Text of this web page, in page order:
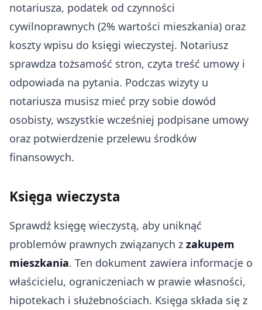
notariusza, podatek od czynności
cywilnoprawnych (2% wartości mieszkania) oraz
koszty wpisu do księgi wieczystej. Notariusz
sprawdza tożsamość stron, czyta treść umowy i
odpowiada na pytania. Podczas wizyty u
notariusza musisz mieć przy sobie dowód
osobisty, wszystkie wcześniej podpisane umowy
oraz potwierdzenie przelewu środków
finansowych.
Księga wieczysta
Sprawdź księgę wieczystą, aby uniknąć
problemów prawnych związanych z zakupem
mieszkania. Ten dokument zawiera informacje o
właścicielu, ograniczeniach w prawie własności,
hipotekach i służebnościach. Księga składa się z